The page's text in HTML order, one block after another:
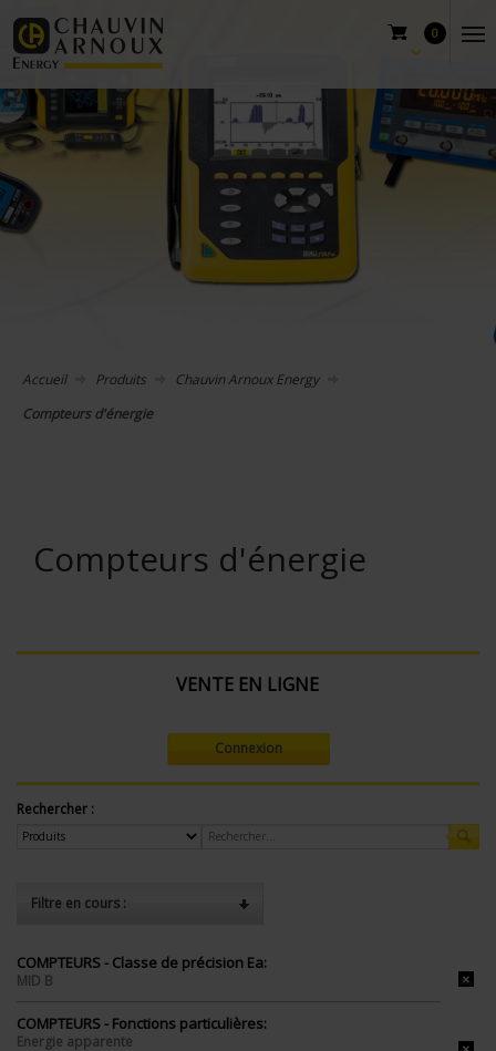
0
Accueil Produits
Chauvin Arnoux Energy
Compteurs d'énergie
Compteurs d'énergie
VENTE EN LIGNE
Connexion
Rechercher :
Filtre en cours :
COMPTEURS - Classe de précision Ea:
MID B
COMPTEURS - Fonctions particulières:
Energie apparente